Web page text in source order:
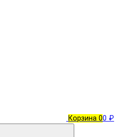
Корзина 00 ₽